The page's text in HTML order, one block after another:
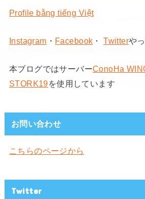
Profile bằng tiếng Việt
Instagram ・ Facebook ・Twitterや
本ブログではサーバーConoHa
STORK19を使用しています
お問い合わせ
こちらのページから
Twitter